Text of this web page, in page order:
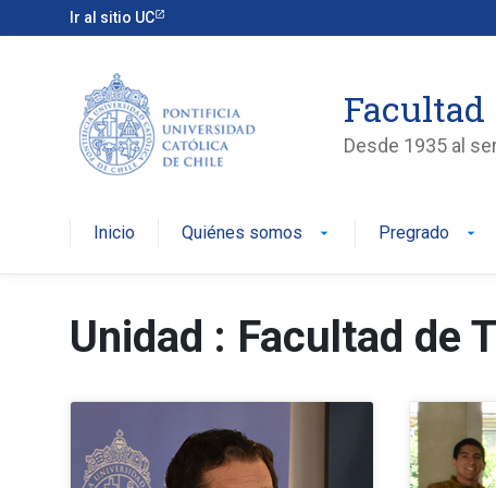
Ir al sitio UC
Facultad
Desde 1935 al
Inicio Quiénes somos arrow_drop_down Pregrado arrow_drop_down
Unidad : Facultad de